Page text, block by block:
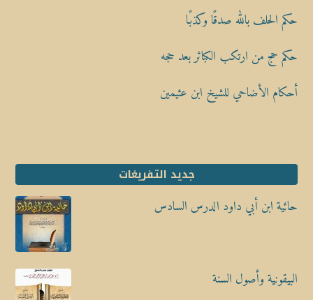
حكم الحلف بالله صدقًا وكذبًا
حكم حج من ارتكب الكبائر بعد حجه
أحكام الأضاحي للشيخ ابن عثيمين
جديد التفريغات
حائية ابن أبي داود الدرس السادس
البيقونية وأصول السنة